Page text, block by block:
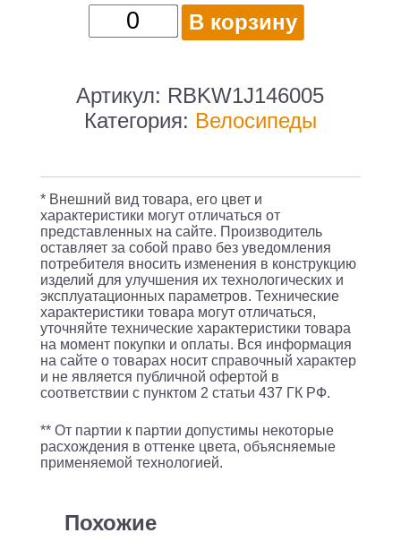
Количество
товара
Forward
Titan
Disc
(2020-
2021)
горный
(подростк.)
рам.:12"
кол.:24"
черный/
оранжевый
(RBKW1J146005)
В корзину
Артикул: RBKW1J146005
Категория: Велосипеды
* Внешний вид товара, его цвет и
характеристики могут отличаться от
представленных на сайте. Производитель
оставляет за собой право без уведомления
потребителя вносить изменения в конструкцию
изделий для улучшения их технологических и
эксплуатационных параметров. Технические
характеристики товара могут отличаться,
уточняйте технические характеристики товара
на момент покупки и оплаты. Вся информация
на сайте о товарах носит справочный характер
и не является публичной офертой в
соответствии с пунктом 2 статьи 437 ГК РФ.
** От партии к партии допустимы некоторые
расхождения в оттенке цвета, объясняемые
применяемой технологией.
Похожие